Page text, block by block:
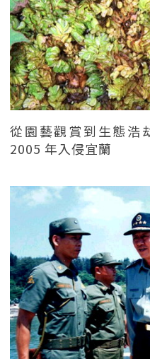
從園藝觀賞到生態浩
2005 年入侵宜蘭